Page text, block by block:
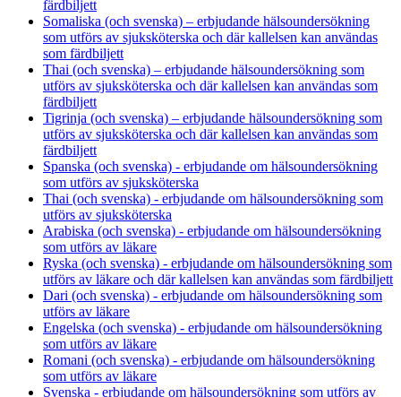
färdbiljett
Somaliska (och svenska) – erbjudande hälsoundersökning
som utförs av sjuksköterska och där kallelsen kan användas
som färdbiljett
Thai (och svenska) – erbjudande hälsoundersökning som
utförs av sjuksköterska och där kallelsen kan användas som
färdbiljett
Tigrinja (och svenska) – erbjudande hälsoundersökning som
utförs av sjuksköterska och där kallelsen kan användas som
färdbiljett
Spanska (och svenska) - erbjudande om hälsoundersökning
som utförs av sjuksköterska
Thai (och svenska) - erbjudande om hälsoundersökning som
utförs av sjuksköterska
Arabiska (och svenska) - erbjudande om hälsoundersökning
som utförs av läkare
Ryska (och svenska) - erbjudande om hälsoundersökning som
utförs av läkare och där kallelsen kan användas som färdbiljett
Dari (och svenska) - erbjudande om hälsoundersökning som
utförs av läkare
Engelska (och svenska) - erbjudande om hälsoundersökning
som utförs av läkare
Romani (och svenska) - erbjudande om hälsoundersökning
som utförs av läkare
Svenska - erbjudande om hälsoundersökning som utförs av